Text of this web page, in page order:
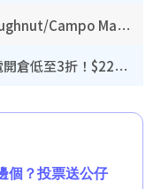
開倉優惠｜銅鑼灣時代廣場Doughnut/Campo Marzio開倉低至1折！背囊、書包、手袋劈價$200起
廚具開倉｜特福Tefal廚具/家電開倉低至3折！$220起買平底鍋/炒鑊/湯煲！電飯煲/吸塵機/燙斗$418起